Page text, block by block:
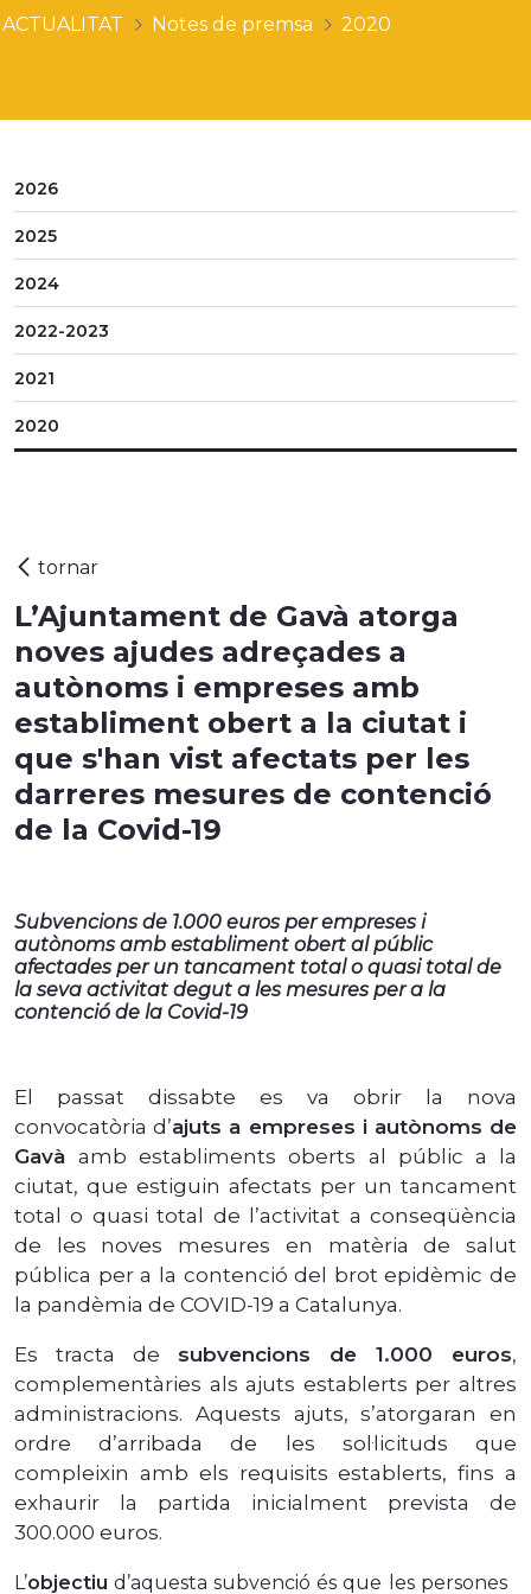
ACTUALITAT Notes de premsa 2020
2026
2025
2024
2022-2023
2021
2020
L’Ajuntament de Gavà atorga
noves ajudes adreçades a
autònoms i empreses amb
establiment obert a la ciutat i
que s'han vist afectats per les
darreres mesures de contenció
de la Covid-19
Subvencions de 1.000 euros per empreses i
autònoms amb establiment obert al públic
afectades per un tancament total o quasi total de
la seva activitat degut a les mesures per a la
contenció de la Covid-19
El passat dissabte es va obrir la nova
convocatòria d’ajuts a empreses i autònoms de
Gavàamb establiments oberts al públic a la
ciutat, que estiguin afectats per un tancament
total o quasi total de l’activitat a conseqüència
de les noves mesures en matèria de salut
pública per a la contenció del brot epidèmic de
la pandèmia de COVID-19 a Catalunya.
Es tracta de subvencions de 1.000 euros,
complementàries als ajuts establerts per altres
administracions. Aquests ajuts, s’atorgaran en
ordre d’arribada de les sol·licituds que
compleixin amb els requisits establerts, fins a
exhaurir la partida inicialment prevista de
300.000 euros.
L’objectiu d’aquesta subvenció és que les persones